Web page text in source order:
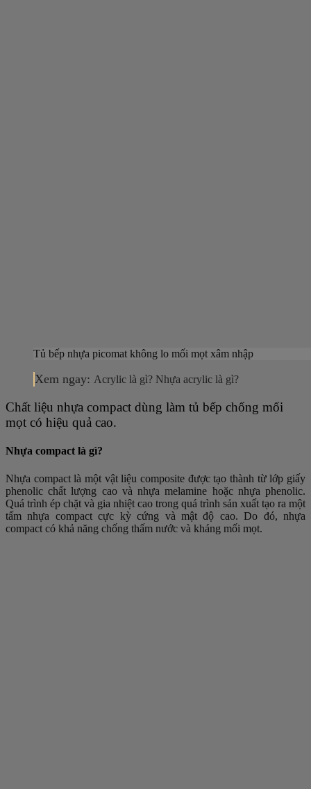
Tủ bếp nhựa picomat không lo mối mọt xâm nhập
Xem ngay: Acrylic là gì? Nhựa acrylic là gì?
Chất liệu nhựa compact dùng làm tủ bếp chống mối
mọt có hiệu quả cao.
Nhựa compact là gì?
Nhựa compact là một vật liệu composite được tạo thành từ lớp giấy
phenolic chất lượng cao và nhựa melamine hoặc nhựa phenolic.
Quá trình ép chặt và gia nhiệt cao trong quá trình sản xuất tạo ra một
tấm nhựa compact cực kỳ cứng và mật độ cao. Do đó, nhựa
compact có khả năng chống thấm nước và kháng mối mọt.